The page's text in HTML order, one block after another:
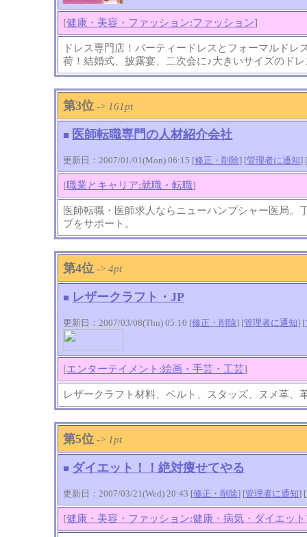
[健康・美容・ファッション:ファッション]
ドレス専門店！パーティードレスとフォーマルドレ
荷！結婚式、披露宴、二次会に♪大きいサイズのド
第3位 -> 161pt
■ 医師転職専門の人材紹介会社
更新日：2007/01/01(Mon) 06:15 [修正・削除] [管理者に通知]
[職業とキャリア:就職・転職]
医師転職・医師求人ならニューハンプシャー医局。
プをサポート。
第4位 ->4pt
■ レザークラフト・JP
更新日：2007/03/08(Thu) 05:10 [修正・削除] [管理者に通知] [
[エンターテイメント:絵画・手芸・工芸]
レザークラフト材料、ベルト、スタッズ、ヌメ革、
第5位 -> 1pt
■ ダイエット！！絶対痩せてやる
更新日：2007/03/21(Wed) 20:43 [修正・削除] [管理者に通知] [
[健康・美容・ファッション:健康・病気・ダイエット